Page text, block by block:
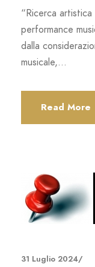
“Ricerca
performance
dalla
musicale,...
Read More
31 Luglio 2024